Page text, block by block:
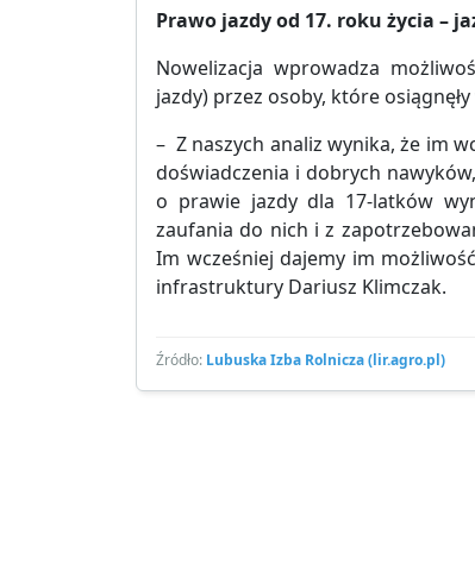
Prawo jazdy od 17. roku życia –
Nowelizacja wprowadza
jazdy) przez osoby, które
– Z naszych analiz wynika, że im
doświadczenia i dobrych
o prawie jazdy dla 17-latków
zaufania do nich i z
Im wcześniej dajemy im
infrastruktury Dariusz Klimczak.
Źródło: Lubuska Izba Rolnicza (lir.agro.pl)